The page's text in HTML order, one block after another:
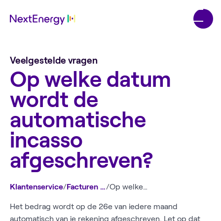
Veelgestelde vragen
Op welke datum
wordt de
automatische
incasso
afgeschreven?
Klantenservice/ Facturen en betalen/ Op welke datum wordt de automatische incasso afgeschreven?
Het bedrag wordt op de 26e van iedere maand
automatisch van je rekening afgeschreven. Let op dat